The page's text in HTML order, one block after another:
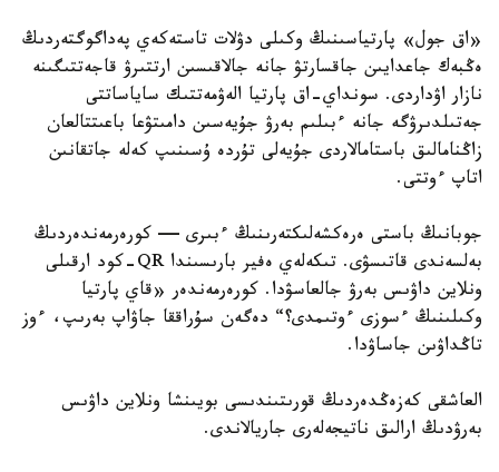
«اق جول» پارتياسىنىڭ وكىلى دۋلات تاستەكەي پەداگوگتەردىڭ
ەڭبەك جاعدايىن جاقسارتۋ جانە جالاقىسىن ارتتىرۋ قاجەتتىگىنە
نازار اۋداردى. سونداي-اق پارتيا الەۋمەتتىك ساياساتتى
جەتىلدىرۋگە جانە ءبىلىم بەرۋ جۇيەسىن دامىتۋعا باعىتتالعان
زاڭنامالىق باستامالاردى جۇيەلى تۇردە ۇسىنىپ كەلە جاتقانىن
اتاپ ءوتتى.
جوبانىڭ باستى ەرەكشەلىكتەرىنىڭ ءبىرى — كورەرمەندەردىڭ
بەلسەندى قاتىسۋى. تىكەلەي ەفير بارىسىندا QR-كود ارقىلى
ونلاين داۋىس بەرۋ جالعاسۋدا. كورەرمەندەر «قاي پارتيا
وكىلىنىڭ ءسوزى ءوتىمدى؟“ دەگەن سۇراققا جاۋاپ بەرىپ، ءوز
تاڭداۋىن جاساۋدا.
العاشقى كەزەڭدەردىڭ قورىتىندىسى بويىنشا ونلاين داۋىس
بەرۋدىڭ ارالىق ناتيجەلەرى جاريالاندى.